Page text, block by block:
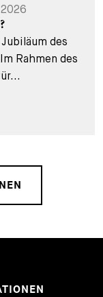
des
Rahmen des